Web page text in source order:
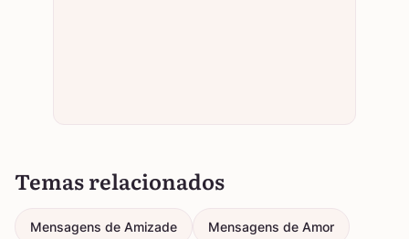
Temas relacionados
Mensagens de Amizade Mensagens de Amor